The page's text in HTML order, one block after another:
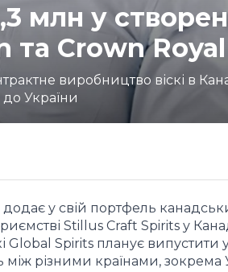
млн у
та Crown Royal
виробництво віскі в
до України
у свій портфель
Stillus Craft Spirits у
Global Spirits планує випустити
між різними країнами, зокрема